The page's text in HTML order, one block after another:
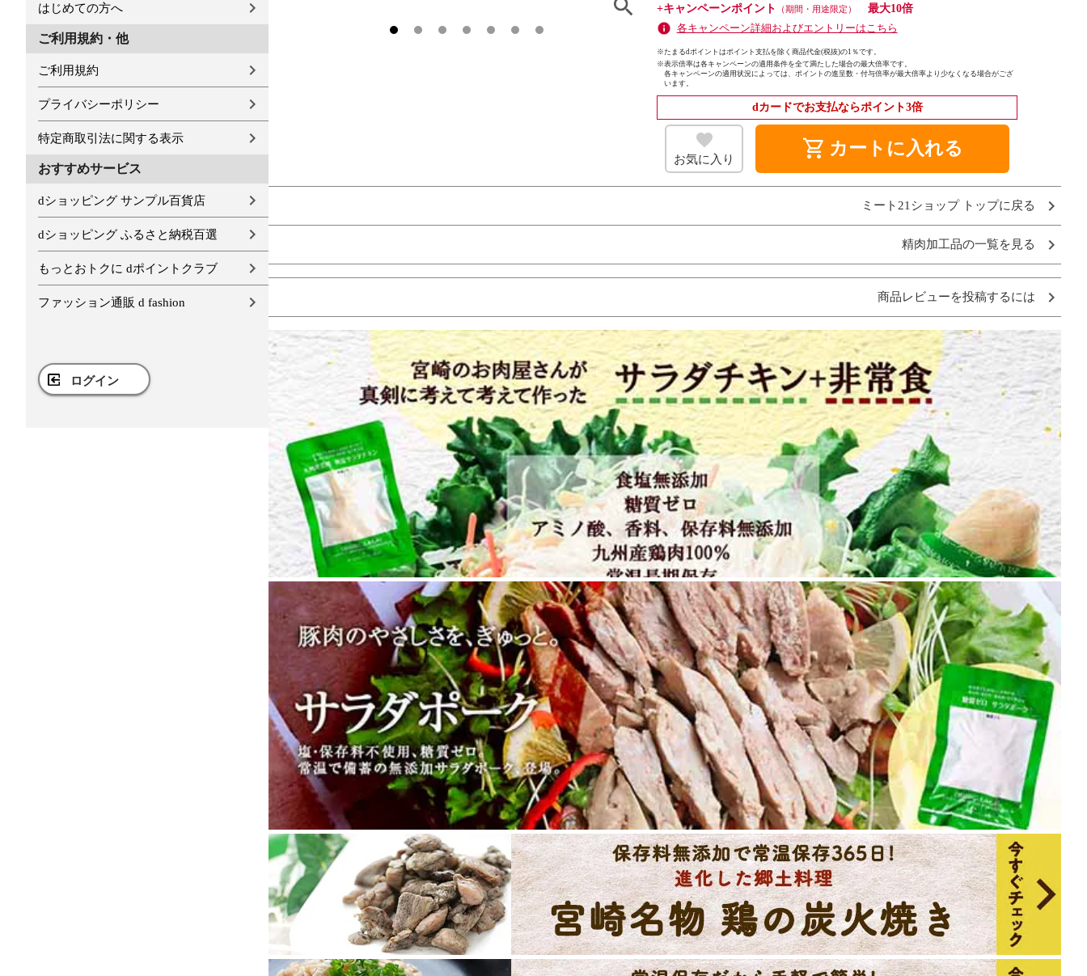
はじめての方へ
ご利用規約・他
ご利用規約
プライバシーポリシー
特定商取引法に関する表示
おすすめサービス
dショッピング サンプル百貨店
dショッピング ふるさと納税百選
もっとおトクに dポイントクラブ
ファッション通販 d fashion
ログイン
+キャンペーンポイント
（期間・用途限定）
最大10倍
各キャンペーン詳細およびエントリーはこちら
※たまるdポイントはポイント支払を除く商品代金(税抜)の1％です。
※表示倍率は各キャンペーンの適用条件を全て満たした場合の最大倍率です。
各キャンペーンの適用状況によっては、ポイントの進呈数・付与倍率が最大倍率より少なくなる場合がござ
います。
dカードでお支払ならポイント3倍
お気に入り shopping_cart カートに入れる
ミート21ショップ トップに戻る
精肉加工品の一覧を見る
商品レビューを投稿するには